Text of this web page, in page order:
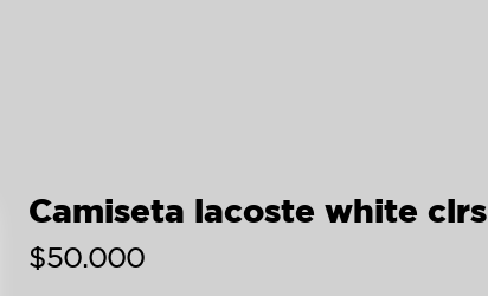
Camiseta lacoste white clrs
$50.000